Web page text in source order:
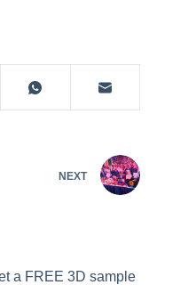
NEXT
a FREE 3D sample